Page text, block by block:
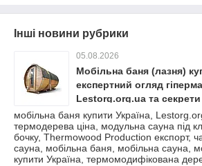
Інші новини рубрики
05.08.2026
Мобільна баня (лазня)
експертний огляд
Lestorg.org.ua та
рішень для екотуризму
мобільна баня купити Україна,
термодерева ціна, модульна сауна під
бочку, Thermowood Production експорт,
сауна, мобільна баня, мобільна сауна,
купити Україна, термомодифікована